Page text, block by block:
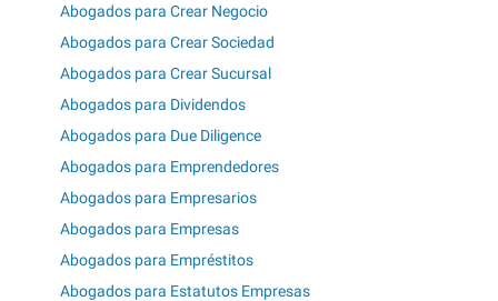
Abogados para Crear Negocio
Abogados para Crear Sociedad
Abogados para Crear Sucursal
Abogados para Dividendos
Abogados para Due Diligence
Abogados para Emprendedores
Abogados para Empresarios
Abogados para Empresas
Abogados para Empréstitos
Abogados para Estatutos Empresas